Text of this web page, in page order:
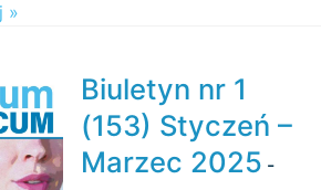
»
Biuletyn nr 1
(153) Styczeń –
Marzec 2025 -